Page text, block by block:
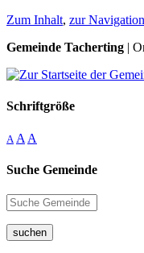
Zum Inhalt, zur Navigation
Gemeinde Tacherting |
Schriftgröße
A A A
Suche Gemeinde
suchen